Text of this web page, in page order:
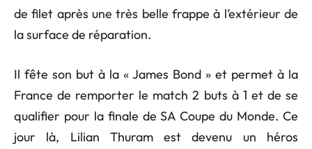
de filet après une très belle frappe à l’extérieur de
la surface de réparation.
Il fête son but à la « James Bond » et permet à la
France de remporter le match 2 buts à 1 et de se
qualifier pour la finale de SA Coupe du Monde. Ce
jour là, Lilian Thuram est devenu un héros